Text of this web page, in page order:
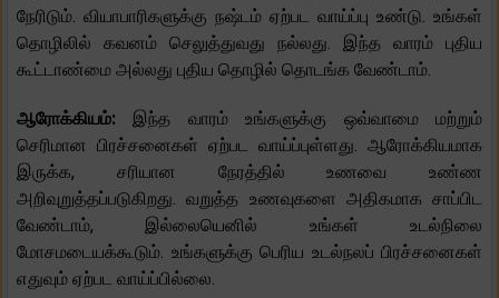
நேரிடும். வியாபாரிகளுக்கு நஷ்டம் ஏற்பட வாய்ப்பு உண்டு. உங்கள்
தொழிலில் கவனம் செலுத்துவது நல்லது. இந்த வாரம் புதிய
கூட்டாண்மை அல்லது புதிய தொழில் தொடங்க வேண்டாம்.
ஆரோக்கியம்: இந்த வாரம் உங்களுக்கு ஒவ்வாமை மற்றும்
செரிமான பிரச்சனைகள் ஏற்பட வாய்ப்புள்ளது. ஆரோக்கியமாக
இருக்க, சரியான நேரத்தில் உணவை உண்ண
அறிவுறுத்தப்படுகிறது. வறுத்த உணவுகளை அதிகமாக சாப்பிட
வேண்டாம், இல்லையெனில் உங்கள் உடல்நிலை
மோசமடையக்கூடும். உங்களுக்கு பெரிய உடல்நலப் பிரச்சனைகள்
எதுவும் ஏற்பட வாய்ப்பில்லை.